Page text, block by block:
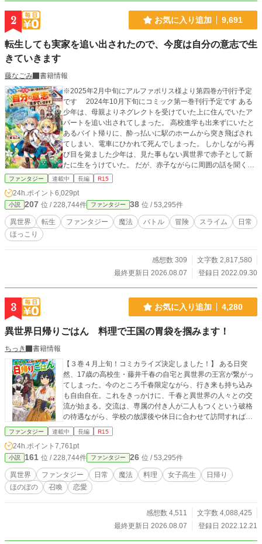
2 お気に入り追加 9,691
転生しても実家を追い出されたので、今度は自分の意志で生
きていきます
藤なごみ
書籍情報
※2025年2月中旬にアルファポリス様より第四巻が刊行予定
です 2024年10月下旬にコミック第一巻刊行予定です ある
少年は、母親よりネグレクトを受けていた上に住んでいたア
パートを追い出されてしまった。 高校進学も出来ずにいたと
あるバイト帰りに、酔っ払いに駅のホームから突き飛ばされ
てしまい、電車にひかれて死んでしまった。 しかしながら再
び目を覚ました少年は、見た事もない異世界で赤子として新
たに生をうけていた。 だが、赤子ながらに周囲の話を聞く内
に、この世界の自分も幼い内に追い出されてしまう事に気づ
こられ、一緒に部屋で育てられる事に。 幼女の事を妹として
接しながら、この子も一緒に追い出されてしまうことが分か
った。 幼い二人で来たる追い出される日に備えます。 基本は
お兄ちゃんと妹ちゃんを中心としたストーリーです カクヨム
今度は自分の意志で生きていきたいと思います」→「転生し
ても実家を追い出されたので、今度は自分の意志で生きてい
ポリス様より、9月19日に出荷されます 呱々唄七つ先生の素
晴らしいイラストとなっております 2024/3/21 アルファポリ
タートしました 2024/8/12 アルファポリス様から第三巻が八
ファンタジー 連載中 長編 R15
24h.ポイント 6,029pt
小説 207 位 / 228,744件 ファンタジー 38 位 / 53,295件
異世界 転生 ファンタジー 魔法 バトル 冒険 スライム
日常
ほっこり
感想数 309
文字数 2,817,580
最終更新日 2026.08.07
登録日 2022.09.30
3 お気に入り追加 4,280
異世界日帰りごはん 料理で王国の胃袋を掴みます！
ちっき
書籍情報
【３巻４月上旬！コミカライズ決定しました！】 ある日突
然、17歳の高校生・藤井千春の自宅と異世界の王宮が繋がっ
てしまった。今のところ千春限定ながら、行き来も持ち込み
も自由自在。これをきっかけに、千春と異世界の人々との交
流が始まる。交流は、専属の付き人が二人もつくという破格
の待遇ながら、学校の放課後や休日に合わせて訪問すれば…
ファンタジー 連載中 長編 R15
24h.ポイント 7,761pt
小説 161 位 / 228,744件 ファンタジー 26 位 / 53,295件
異世界 ファンタジー 日常 魔法 料理 女子高生
日帰り
ほのぼの
召喚 恋愛
感想数 4,511
文字数 4,088,425
最終更新日 2026.08.07
登録日 2022.12.21